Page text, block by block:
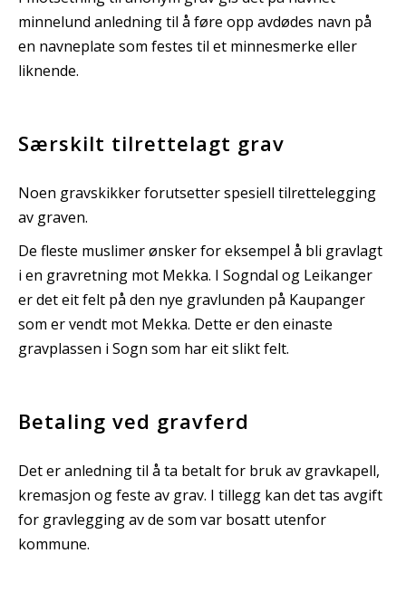
minnelund anledning til å føre opp avdødes navn på
en navneplate som festes til et minnesmerke eller
liknende.
Særskilt tilrettelagt grav
Noen gravskikker forutsetter spesiell tilrettelegging
av graven.
De fleste muslimer ønsker for eksempel å bli gravlagt
i en gravretning mot Mekka. I Sogndal og Leikanger
er det eit felt på den nye gravlunden på Kaupanger
som er vendt mot Mekka. Dette er den einaste
gravplassen i Sogn som har eit slikt felt.
Betaling ved gravferd
Det er anledning til å ta betalt for bruk av gravkapell,
kremasjon og feste av grav. I tillegg kan det tas avgift
for gravlegging av de som var bosatt utenfor
kommune.